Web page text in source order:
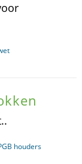
houders